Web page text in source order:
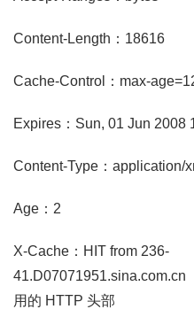
Content-Length：18616
Cache-Control：max-
Expires：Sun, 01 Jun 2008
Content-Type：application/
Age：2
X-Cache：HIT from 236-
用的 HTTP 头部